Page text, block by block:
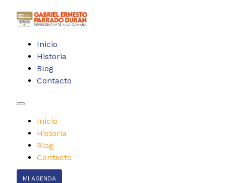
Inicio
Historia
Blog
Contacto
Inicio
Historia
Blog
Contacto
MI AGENDA